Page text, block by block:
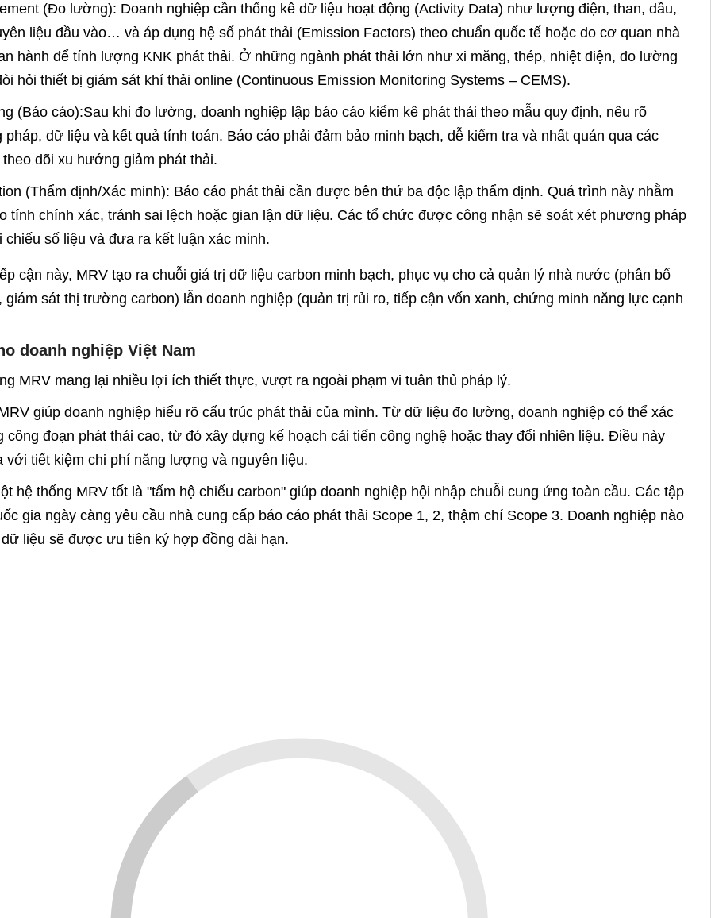
(Đo lường): Doanh nghiệp cần thống kê dữ liệu hoạt động (Activity Data) như lượng điện, than, dầu,
liệu đầu vào… và áp dụng hệ số phát thải (Emission Factors) theo chuẩn quốc tế hoặc do cơ quan nhà
hành để tính lượng KNK phát thải. Ở những ngành phát thải lớn như xi măng, thép, nhiệt điện, đo lường
hỏi thiết bị giám sát khí thải online (Continuous Emission Monitoring Systems – CEMS).
(Báo cáo):Sau khi đo lường, doanh nghiệp lập báo cáo kiểm kê phát thải theo mẫu quy định, nêu rõ
pháp, dữ liệu và kết quả tính toán. Báo cáo phải đảm bảo minh bạch, dễ kiểm tra và nhất quán qua các
theo dõi xu hướng giảm phát thải.
(Thẩm định/Xác minh): Báo cáo phát thải cần được bên thứ ba độc lập thẩm định. Quá trình này nhằm
tính chính xác, tránh sai lệch hoặc gian lận dữ liệu. Các tổ chức được công nhận sẽ soát xét phương pháp
chiếu số liệu và đưa ra kết luận xác minh.
cận này, MRV tạo ra chuỗi giá trị dữ liệu carbon minh bạch, phục vụ cho cả quản lý nhà nước (phân bổ
giám sát thị trường carbon) lẫn doanh nghiệp (quản trị rủi ro, tiếp cận vốn xanh, chứng minh năng lực cạnh
doanh nghiệp Việt Nam
MRV mang lại nhiều lợi ích thiết thực, vượt ra ngoài phạm vi tuân thủ pháp lý.
giúp doanh nghiệp hiểu rõ cấu trúc phát thải của mình. Từ dữ liệu đo lường, doanh nghiệp có thể xác
công đoạn phát thải cao, từ đó xây dựng kế hoạch cải tiến công nghệ hoặc thay đổi nhiên liệu. Điều này
với tiết kiệm chi phí năng lượng và nguyên liệu.
hệ thống MRV tốt là "tấm hộ chiếu carbon" giúp doanh nghiệp hội nhập chuỗi cung ứng toàn cầu. Các tập
gia ngày càng yêu cầu nhà cung cấp báo cáo phát thải Scope 1, 2, thậm chí Scope 3. Doanh nghiệp nào
liệu sẽ được ưu tiên ký hợp đồng dài hạn.
định độc lập. Doanh nghiệp có hệ thống MRV đầy đủ sẽ dễ nhận vốn vay ưu đãi hoặc đầu tư trực tiếp.
áp dụng MRV sớm giúp doanh nghiệp chuẩn bị cho CBAM của EU và các cơ chế carbon quốc tế. Khi EU
bạch dữ liệu phát thải trong hàng hóa nhập khẩu từ 2026, doanh nghiệp Việt Nam nào đã có MRV chuẩn
đáng kể rủi ro chi phí.
khi triển khai MRV
ích rõ ràng, nhưng áp dụng MRV tại doanh nghiệp Việt Nam hiện còn gặp nhiều trở ngại.
chi phí đầu tư ban đầu. Lắp đặt thiết bị đo khí thải liên tục, phần mềm quản lý dữ liệu, đào tạo nhân sự…